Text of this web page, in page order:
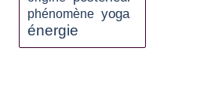
phénomène yoga
énergie